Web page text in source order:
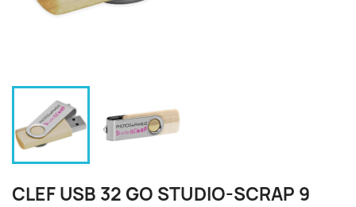
CLEF USB 32 GO STUDIO-SCRAP 9